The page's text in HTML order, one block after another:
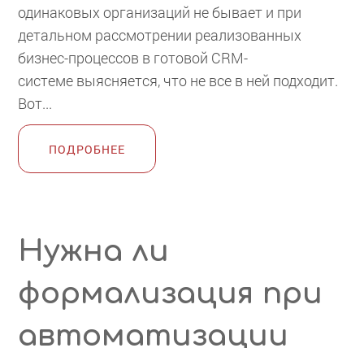
одинаковых организаций не бывает и при
детальном рассмотрении реализованных
бизнес-процессов в готовой CRM-
системе выясняется, что не все в ней подходит.
Вот...
ПОДРОБНЕЕ
Нужна ли
формализация при
автоматизации